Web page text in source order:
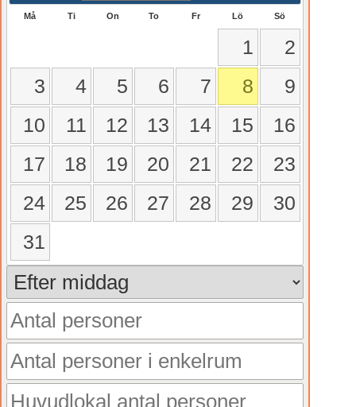
Må Ti On To Fr Lö Sö
1
2
3
4 5 6 7 8
9
10
11 12 13 14 15
16
17
18 19 20 21 22
23
24
25 26 27 28 29
30
31